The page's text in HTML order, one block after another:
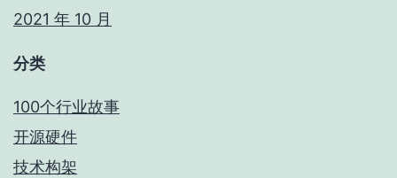
2021 年 10 月
分类
100个行业故事
开源硬件
技术构架